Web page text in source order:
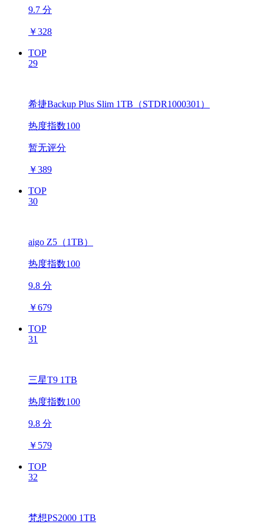
9.7 分
￥328
TOP
29
希捷Backup Plus Slim 1TB（STDR1000301）
热度指数100
暂无评分
￥389
TOP
30
aigo Z5（1TB）
热度指数100
9.8 分
￥679
TOP
31
三星T9 1TB
热度指数100
9.8 分
￥ 579
TOP
32
梵想PS2000 1TB